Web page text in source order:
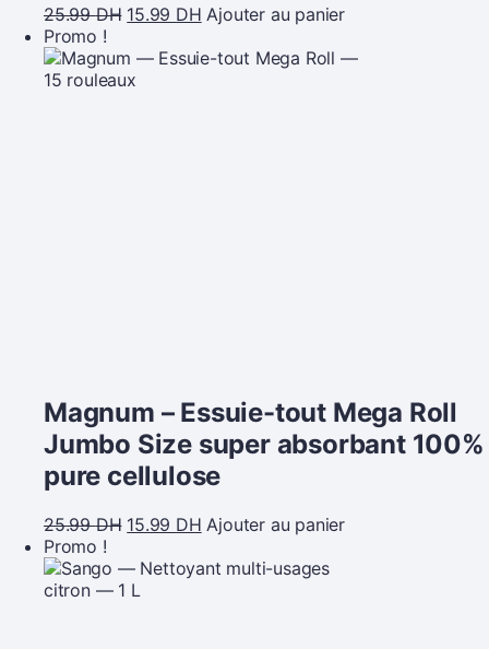
25.99DH 15.99 DH Ajouter au panier
Promo !
Magnum – Essuie-tout Mega Roll
Jumbo Size super absorbant 100%
pure cellulose
25.99DH 15.99 DH Ajouter au panier
Promo !